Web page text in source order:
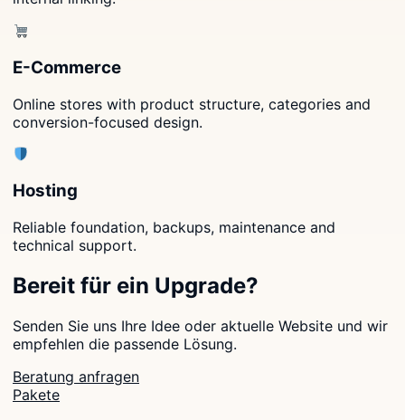
E-Commerce
Online stores with product structure, categories and
conversion-focused design.
Hosting
Reliable foundation, backups, maintenance and
technical support.
Bereit für ein Upgrade?
Senden Sie uns Ihre Idee oder aktuelle Website und wir
empfehlen die passende Lösung.
Beratung anfragen
Pakete